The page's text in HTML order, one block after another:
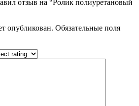
отзыв на “Ролик полиуретановый
опубликован. Обязательные поля